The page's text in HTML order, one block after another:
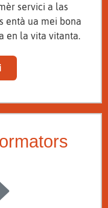
servici a las
entà ua mei bona
en la vita vitanta.